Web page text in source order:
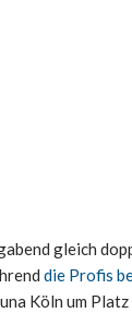
gleich
die Profis
Köln um Platz